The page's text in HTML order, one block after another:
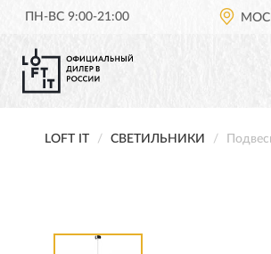
ПН-ВС 9:00-21:00
LOFT IT СВЕТИЛЬНИКИ